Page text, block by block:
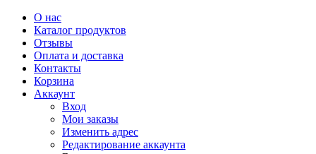
О нас
Каталог продуктов
Отзывы
Оплата и доставка
Контакты
Корзина
Аккаунт
Вход
Мои заказы
Изменить адрес
Редактирование аккаунта